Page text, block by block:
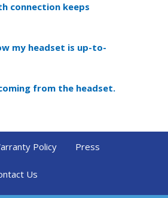
connection keeps
my headset is up-to-
from the headset.
Policy Press
Us